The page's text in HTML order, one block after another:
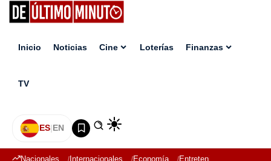
Inicio Noticias Cine Loterías Finanzas
TV
ES|EN
Nacionales Internacionales Economía Entretenimiento